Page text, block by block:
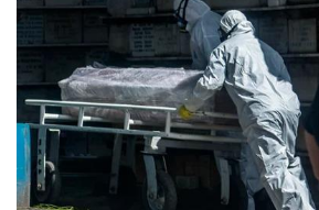
ECONOMIA
EDUCAÇÃO